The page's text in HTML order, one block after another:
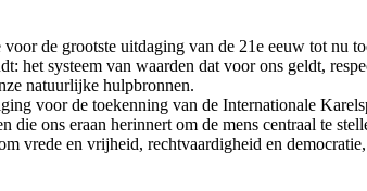
de grootste uitdaging van de 21e eeuw tot nu
het systeem van waarden dat voor ons geldt,
natuurlijke hulpbronnen.
voor de toekenning van de Internationale
die ons eraan herinnert om de mens centraal te
vrede en vrijheid, rechtvaardigheid en